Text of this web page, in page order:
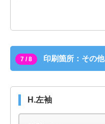
7 / 8 印刷箇所：その他
H.左袖